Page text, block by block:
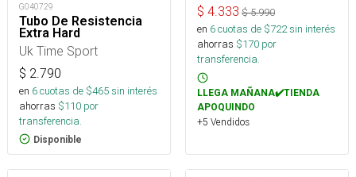
G040729
Tubo De Resistencia
Extra Hard
Uk Time Sport
$ 2.790
en 6cuotas de $465sin interés
ahorras $110 por
transferencia.
Disponible
$ 4.333 $5.990
en 6cuotas de $722sin interés
ahorras $170 por
transferencia.
LLEGA MAÑANA✔️TIENDA
APOQUINDO
+5 Vendidos